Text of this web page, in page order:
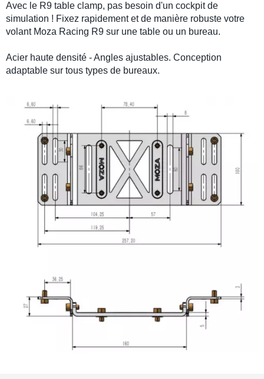
Avec le R9 table clamp, pas besoin d'un cockpit de
simulation ! Fixez rapidement et de manière robuste votre
volant Moza Racing R9 sur une table ou un bureau.
Acier haute densité - Angles ajustables. Conception
adaptable sur tous types de bureaux.